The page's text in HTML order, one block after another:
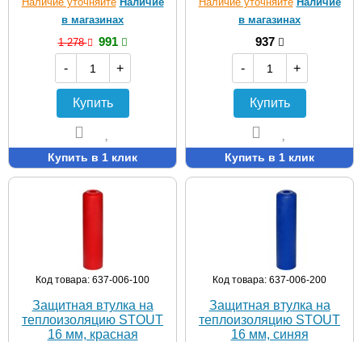
в магазинах
1 278
991
-
+
Купить
Купить в 1 клик
в магазинах
937
-
+
Купить
Купить в 1 клик
Код товара: 637-006-100
Защитная втулка на
теплоизоляцию STOUT
16 мм, красная
Код товара: 637-006-200
Защитная втулка на
теплоизоляцию STOUT
16 мм, синяя